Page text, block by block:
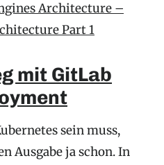
Architecture –
Part 1
mit GitLab
sein muss,
Ausgabe ja schon. In